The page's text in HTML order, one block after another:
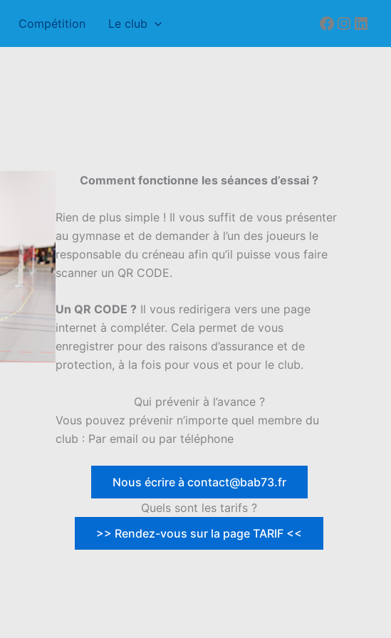
Compétition Le club
Comment fonctionne les séances d’essai ?
Rien de plus simple ! Il vous suffit de vous présenter
au gymnase et de demander à l’un des joueurs le
responsable du créneau afin qu’il puisse vous faire
scanner un QR CODE.
Un QR CODE ? Il vous redirigera vers une page
internet à compléter. Cela permet de vous
enregistrer pour des raisons d’assurance et de
protection, à la fois pour vous et pour le club.
Qui prévenir à l’avance ?
Vous pouvez prévenir n’importe quel membre du
club : Par email ou par téléphone
Nous écrire à contact@bab73.fr
Quels sont les tarifs ?
>> Rendez-vous sur la page TARIF <<